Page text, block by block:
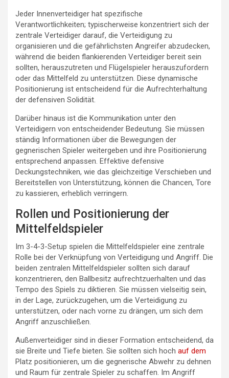
Jeder Innenverteidiger hat spezifische
Verantwortlichkeiten; typischerweise konzentriert sich der
zentrale Verteidiger darauf, die Verteidigung zu
organisieren und die gefährlichsten Angreifer abzudecken,
während die beiden flankierenden Verteidiger bereit sein
sollten, herauszutreten und Flügelspieler herauszufordern
oder das Mittelfeld zu unterstützen. Diese dynamische
Positionierung ist entscheidend für die Aufrechterhaltung
der defensiven Solidität.
Darüber hinaus ist die Kommunikation unter den
Verteidigern von entscheidender Bedeutung. Sie müssen
ständig Informationen über die Bewegungen der
gegnerischen Spieler weitergeben und ihre Positionierung
entsprechend anpassen. Effektive defensive
Deckungstechniken, wie das gleichzeitige Verschieben und
Bereitstellen von Unterstützung, können die Chancen, Tore
zu kassieren, erheblich verringern.
Rollen und Positionierung der
Mittelfeldspieler
Im 3-4-3-Setup spielen die Mittelfeldspieler eine zentrale
Rolle bei der Verknüpfung von Verteidigung und Angriff. Die
beiden zentralen Mittelfeldspieler sollten sich darauf
konzentrieren, den Ballbesitz aufrechtzuerhalten und das
Tempo des Spiels zu diktieren. Sie müssen vielseitig sein,
in der Lage, zurückzugehen, um die Verteidigung zu
unterstützen, oder nach vorne zu drängen, um sich dem
Angriff anzuschließen.
Außenverteidiger sind in dieser Formation entscheidend, da
sie Breite und Tiefe bieten. Sie sollten sich hoch auf dem
Platz positionieren, um die gegnerische Abwehr zu dehnen
und Raum für zentrale Spieler zu schaffen. Im Angriff